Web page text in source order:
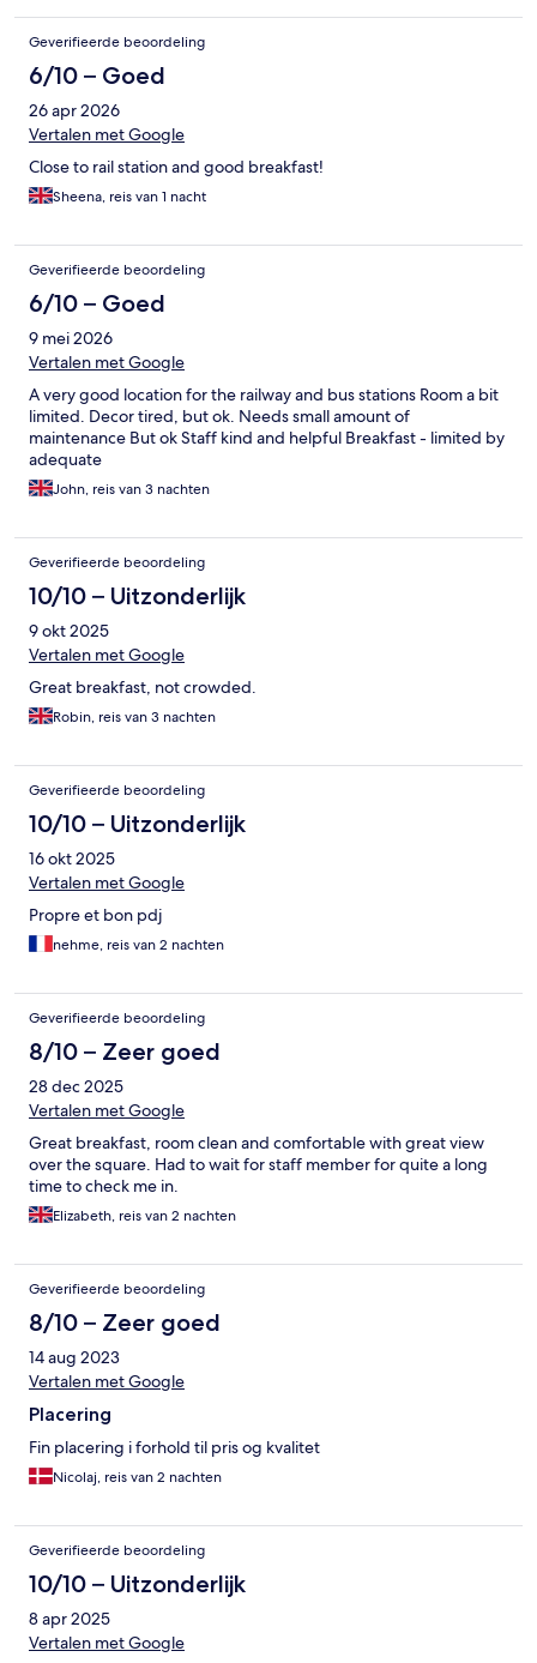
Geverifieerde beoordeling
6/10 – Goed
26 apr 2026
Vertalen met Google
Close to rail station and good breakfast!
Sheena, reis van 1 nacht
Geverifieerde beoordeling
6/10 – Goed
9 mei 2026
Vertalen met Google
A very good location for the railway and bus stations Room a bit
limited. Decor tired, but ok. Needs small amount of
maintenance But ok Staff kind and helpful Breakfast - limited by
adequate
John, reis van 3 nachten
Geverifieerde beoordeling
10/10 – Uitzonderlijk
9 okt 2025
Vertalen met Google
Great breakfast, not crowded.
Robin, reis van 3 nachten
Geverifieerde beoordeling
10/10 – Uitzonderlijk
16 okt 2025
Vertalen met Google
Propre et bon pdj
nehme, reis van 2 nachten
Geverifieerde beoordeling
8/10 – Zeer goed
28 dec 2025
Vertalen met Google
Great breakfast, room clean and comfortable with great view
over the square. Had to wait for staff member for quite a long
time to check me in.
Elizabeth, reis van 2 nachten
Geverifieerde beoordeling
8/10 – Zeer goed
14 aug 2023
Vertalen met Google
Placering
Fin placering i forhold til pris og kvalitet
Nicolaj, reis van 2 nachten
Geverifieerde beoordeling
10/10 – Uitzonderlijk
8 apr 2025
Vertalen met Google